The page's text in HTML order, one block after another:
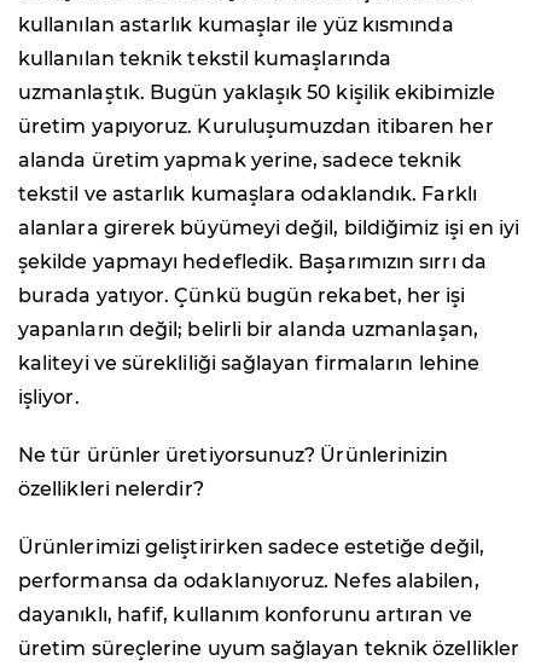
kullanılan astarlık kumaşlar ile yüz kısmında
kullanılan teknik tekstil kumaşlarında
uzmanlaştık. Bugün yaklaşık 50 kişilik ekibimizle
üretim yapıyoruz. Kuruluşumuzdan itibaren her
alanda üretim yapmak yerine, sadece teknik
tekstil ve astarlık kumaşlara odaklandık. Farklı
alanlara girerek büyümeyi değil, bildiğimiz işi en iyi
şekilde yapmayı hedefledik. Başarımızın sırrı da
burada yatıyor. Çünkü bugün rekabet, her işi
yapanların değil; belirli bir alanda uzmanlaşan,
kaliteyi ve sürekliliği sağlayan firmaların lehine
işliyor.
Ne tür ürünler üretiyorsunuz? Ürünlerinizin
özellikleri nelerdir?
Ürünlerimizi geliştirirken sadece estetiğe değil,
performansa da odaklanıyoruz. Nefes alabilen,
dayanıklı, hafif, kullanım konforunu artıran ve
üretim süreçlerine uyum sağlayan teknik özellikler